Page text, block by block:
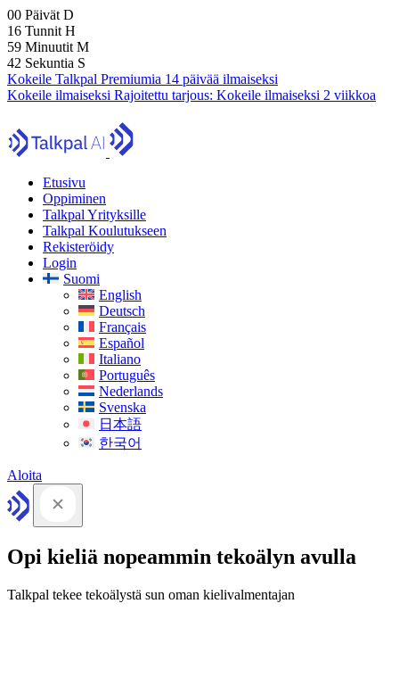
00 Päivät D
16 Tunnit H
59 Minuutit M
41 Sekuntia S
Kokeile Talkpal Premiumia 14 päivää ilmaiseksi
Kokeile ilmaiseksi Rajoitettu tarjous: Kokeile ilmaiseksi 2 viikkoa
Etusivu
Oppiminen
Talkpal Yrityksille
Talkpal Koulutukseen
Rekisteröidy
Login
Suomi
English
Deutsch
Français
Español
Italiano
Português
Nederlands
Svenska
日本語
한국어
Aloita
Opi kieliä nopeammin tekoälyn avulla
Talkpal tekee tekoälystä sun oman kielivalmentajan